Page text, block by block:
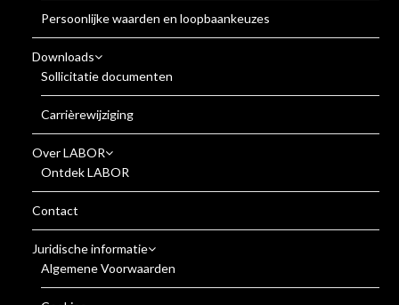
Persoonlijke waarden en loopbaankeuzes
Downloads
Sollicitatie documenten
Carrièrewijziging
Over LABOR
Ontdek LABOR
Contact
Juridische informatie
Algemene Voorwaarden